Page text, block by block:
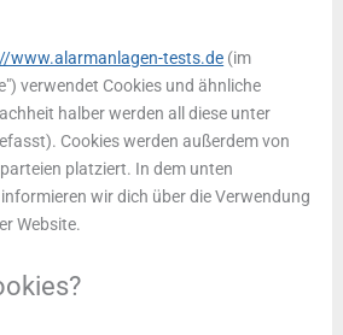
www.alarmanlagen-tests.de (im
verwendet Cookies und ähnliche
halber werden all diese unter
Cookies werden außerdem von
platziert. In dem unten
wir dich über die Verwendung
Website.